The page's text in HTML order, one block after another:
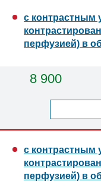
с контрастным
перфузией) в
8 900
с контрастным
перфузией) в